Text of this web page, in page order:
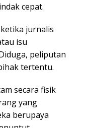
cepat.
jurnalis
isu
peliputan
tertentu.
secara fisik
yang
berupaya